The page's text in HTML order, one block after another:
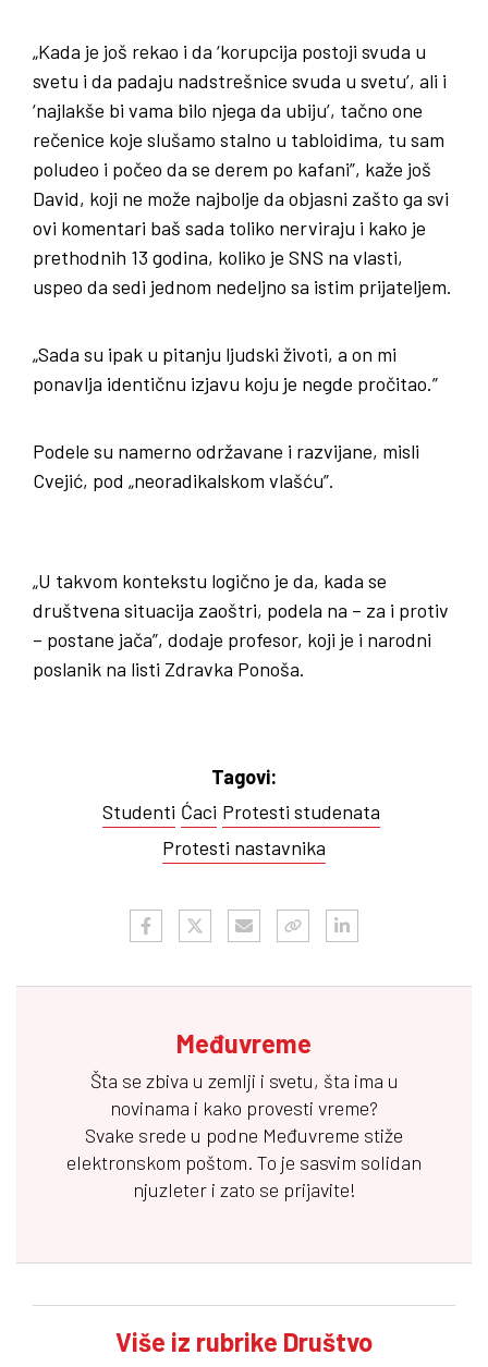
„Kada je još rekao i da ‘korupcija postoji svuda u
svetu i da padaju nadstrešnice svuda u svetu’, ali i
‘najlakše bi vama bilo njega da ubiju’, tačno one
rečenice koje slušamo stalno u tabloidima, tu sam
poludeo i počeo da se derem po kafani”, kaže još
David, koji ne može najbolje da objasni zašto ga svi
ovi komentari baš sada toliko nerviraju i kako je
prethodnih 13 godina, koliko je SNS na vlasti,
uspeo da sedi jednom nedeljno sa istim prijateljem.
„Sada su ipak u pitanju ljudski životi, a on mi
ponavlja identičnu izjavu koju je negde pročitao.”
Podele su namerno održavane i razvijane, misli
Cvejić, pod „neoradikalskom vlašću”.
„U takvom kontekstu logično je da, kada se
društvena situacija zaoštri, podela na – za i protiv
– postane jača”, dodaje profesor, koji je i narodni
poslanik na listi Zdravka Ponoša.
Tagovi:
Studenti Ćaci Protesti studenata
Protesti nastavnika
Međuvreme
Šta se zbiva u zemlji i svetu, šta ima u
novinama i kako provesti vreme?
Svake srede u podne Međuvreme stiže
elektronskom poštom. To je sasvim solidan
njuzleter i zato se prijavite!
Više iz rubrike Društvo